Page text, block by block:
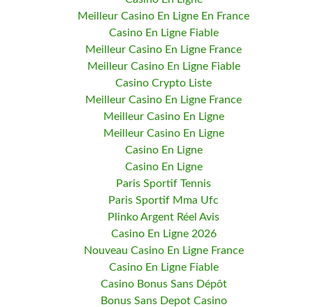
Meilleur Casino En Ligne En France
Casino En Ligne Fiable
Meilleur Casino En Ligne France
Meilleur Casino En Ligne Fiable
Casino Crypto Liste
Meilleur Casino En Ligne France
Meilleur Casino En Ligne
Meilleur Casino En Ligne
Casino En Ligne
Casino En Ligne
Paris Sportif Tennis
Paris Sportif Mma Ufc
Plinko Argent Réel Avis
Casino En Ligne 2026
Nouveau Casino En Ligne France
Casino En Ligne Fiable
Casino Bonus Sans Dépôt
Bonus Sans Depot Casino